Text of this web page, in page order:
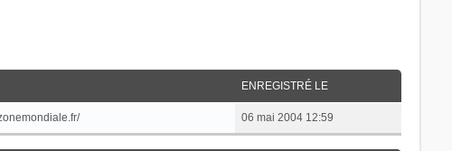
ENREGISTRÉ LE
06 mai 2004 12:59